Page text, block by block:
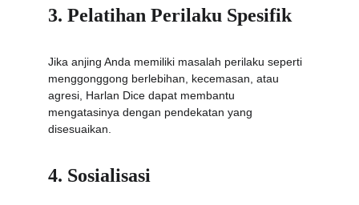
3. Pelatihan Perilaku Spesifik
Jika anjing Anda memiliki masalah perilaku seperti
menggonggong berlebihan, kecemasan, atau
agresi, Harlan Dice dapat membantu
mengatasinya dengan pendekatan yang
disesuaikan.
4. Sosialisasi